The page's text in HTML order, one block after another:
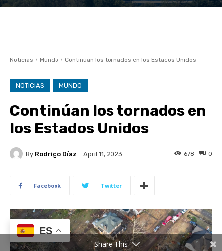
ES
Share This